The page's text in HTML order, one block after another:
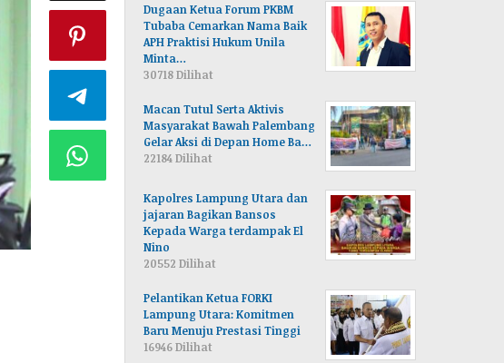
Dugaan Ketua Forum PKBM
Tubaba Cemarkan Nama Baik
APH Praktisi Hukum Unila
Minta…
30718 Dilihat
Macan Tutul Serta Aktivis
Masyarakat Bawah Palembang
Gelar Aksi di Depan Home Ba…
22184 Dilihat
Kapolres Lampung Utara dan
jajaran Bagikan Bansos
Kepada Warga terdampak El
Nino
20552 Dilihat
Pelantikan Ketua FORKI
Lampung Utara: Komitmen
Baru Menuju Prestasi Tinggi
16946 Dilihat